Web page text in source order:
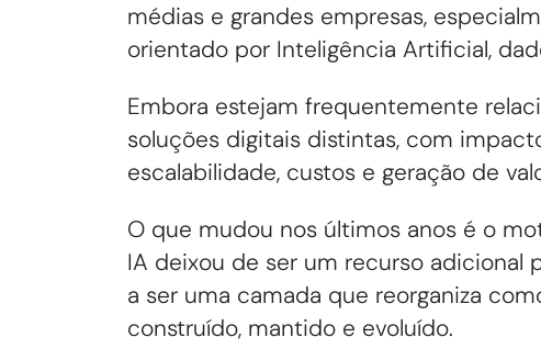
médias e grandes empresas,
orientado por Inteligência Artificial,
Embora estejam frequentemente
soluções digitais distintas, com
escalabilidade, custos e geração de
O que mudou nos últimos anos é o
IA deixou de ser um recurso adicional
a ser uma camada que reorganiza
construído, mantido e evoluído.